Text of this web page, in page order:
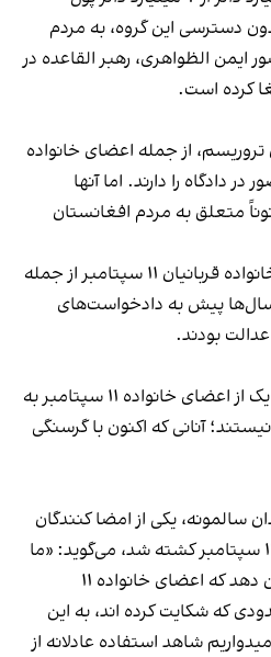
دسترسی این گروه، به مردم
ایمن الظواهری، رهبر القاعده در
کرده است.
تروریسم، از جمله اعضای خانواده
حضور در دادگاه را دارند. اما آنها
متعلق به مردم افغانستان
آنان می‌گویند که که اعضای خانواده‌ قربانیان ۱۱ سپتامبر از جمله
سال‌ها پیش به دادخواست‌های
بودند.
اما تاکید می‌کنند : «اما هیچ یک از اعضای خانواده ۱۱ سپتامبر به
آنانی که اکنون با گرسنگی
سالمونه، یکی از امضا کنندگان
این نامه که پدرش در حادثه ۱۱ سپتامبر کشته شد، می‌گوید: «ما
امیدواریم درخواست ما نشان دهد که اعضای خانواده ۱۱
که شکایت کرده اند، به این
شاهد استفاده عادلانه از